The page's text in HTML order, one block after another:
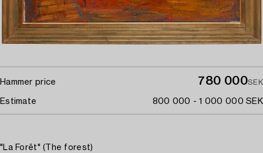
Hammer price 780 000SEK
Estimate 800 000 - 1 000 000 SEK
"La Forêt" (The forest)